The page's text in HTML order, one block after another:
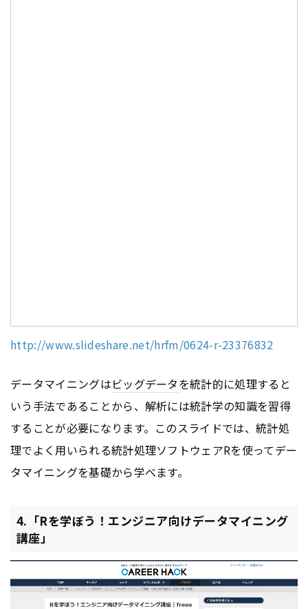
http://www.slideshare.net/hrfm/0624-r-23376832
データマイニングはビッグデータを統計的に処理すると
いう手法であることから、解析には統計学の知識を習得
することが必要になります。このスライドでは、統計処
理でよく用いられる統計処理ソフトウェアRを使ってデー
タマイニングを基礎から学べます。
4.「Rを学ぼう！エンジニア向けデータマイニング
講座」